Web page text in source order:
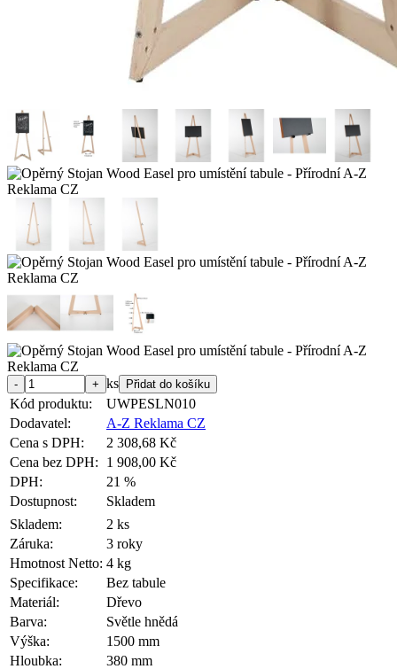
ks
Kód produktu:
UWPESLN010
Dodavatel:
A-Z Reklama CZ
Cena s DPH:
2 308,68 Kč
Cena bez DPH:
1 908,00 Kč
DPH:
21 %
Dostupnost:
Skladem
Skladem:
2 ks
Záruka:
3 roky
Hmotnost Netto: 4 kg
Specifikace:
Bez tabule
Materiál:
Dřevo
Barva:
Světle hnědá
Výška:
1500 mm
Hloubka:
380 mm